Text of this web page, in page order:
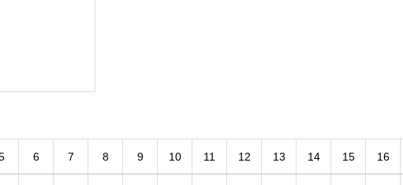
6 7 8 9 10 11 12 13 14 15 16